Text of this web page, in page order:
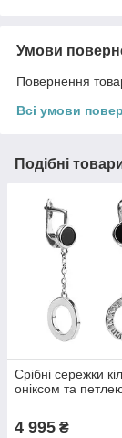
Умови
Повернення
Всі умови
Подібні
Срібні сережки
оніксом та
4 995 ₴